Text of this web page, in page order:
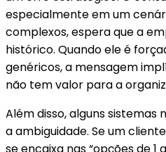
especialmente em um
complexos, espera que a
histórico. Quando ele é
genéricos, a mensagem
não tem valor para a
Além disso, alguns sistemas
a ambiguidade. Se um